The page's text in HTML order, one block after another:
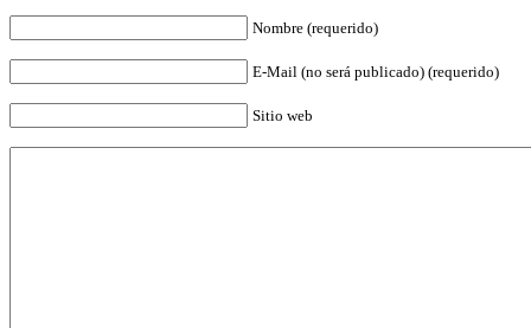
Nombre (requerido)
E-Mail (no será publicado) (requerido)
Sitio web